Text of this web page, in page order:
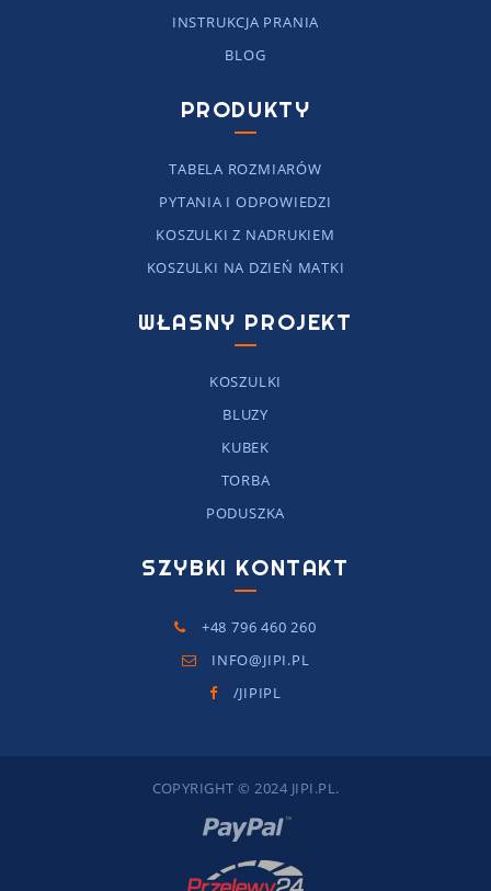
INSTRUKCJA PRANIA
BLOG
PRODUKTY
TABELA ROZMIARÓW
PYTANIA I ODPOWIEDZI
KOSZULKI Z NADRUKIEM
KOSZULKI NA DZIEŃ MATKI
WŁASNY PROJEKT
KOSZULKI
BLUZY
KUBEK
TORBA
PODUSZKA
SZYBKI KONTAKT
+48 796 460 260
INFO@JIPI.PL
/JIPIPL
COPYRIGHT © 2024 JIPI.PL.